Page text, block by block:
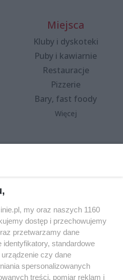
Miejsca
Kluby i dyskoteki
Puby i kawiarnie
Restauracje
Pizzerie
Bary, fast foody
Więcej
Reklama
Redakcja
Specjalny koncert z okazji
20. urodzin portalu
wSzczecinie.pl
my oraz naszych 1160
dostęp i przechowujemy
przetwarzamy dane
identyfikatory, standardowe
czy dane
spersonalizowanych
treści, pomiar reklam i